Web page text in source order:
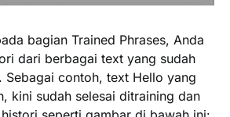
bagian Trained Phrases, Anda
dari berbagai text yang sudah
Sebagai contoh, text Hello yang
kini sudah selesai ditraining dan